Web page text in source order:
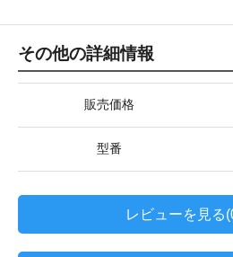
その他の詳細情報
販売価格
型番
レビューを見る